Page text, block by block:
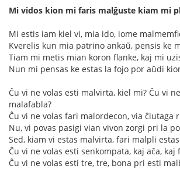
Mi vidos kion mi faris malĝuste kiam mi
Mi estis iam kiel vi, mia ido, iome
Kverelis kun mia patrino ankaŭ, pensis ke
Tiam mi metis mian koron flanke, kaj mi
Nun mi pensas ke estas la fojo por aŭdi
Ĉu vi ne volas esti malvirta, kiel mi? Ĉu vi
malafabla?
Ĉu vi ne volas fari malordecon, via ĉiutaga
Nu, vi povas pasigi vian vivon zorgi pri la
Sed, kiam vi estas malvirta, fari malpli
Ĉu vi ne volas esti senkompata, kaj aĉa, kaj
Ĉu vi ne volas esti tre, tre, bona pri esti